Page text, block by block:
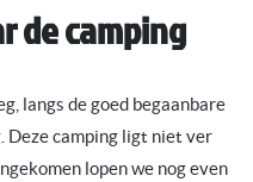
de camping
langs de goed begaanbare
Deze camping ligt niet ver
lopen we nog even